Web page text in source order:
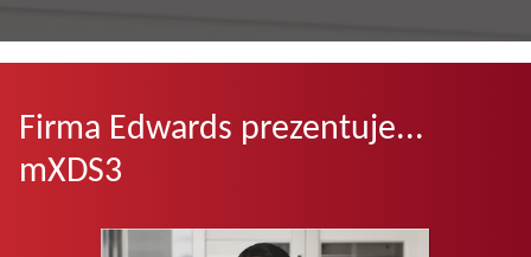
Firma Edwards prezentuje...
mXDS3